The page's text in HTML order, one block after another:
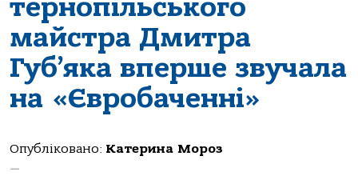
тернопільського
майстра Дмитра
Губ’яка вперше звучала
на «Євробаченні»
Опубліковано: Катерина Мороз
—